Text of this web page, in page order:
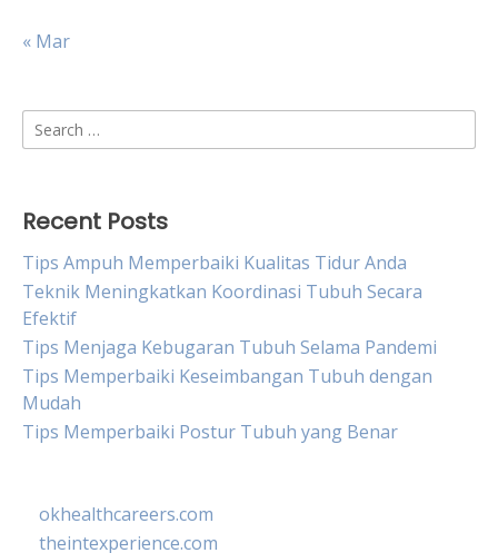
« Mar
Search
for:
Recent Posts
Tips Ampuh Memperbaiki Kualitas Tidur Anda
Teknik Meningkatkan Koordinasi Tubuh Secara
Efektif
Tips Menjaga Kebugaran Tubuh Selama Pandemi
Tips Memperbaiki Keseimbangan Tubuh dengan
Mudah
Tips Memperbaiki Postur Tubuh yang Benar
okhealthcareers.com
theintexperience.com